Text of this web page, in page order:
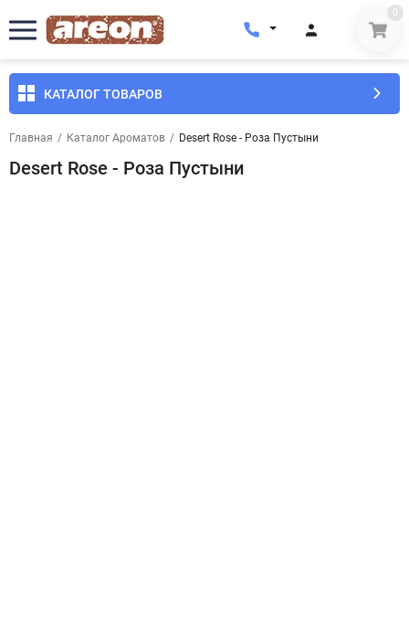
0
КАТАЛОГ ТОВАРОВ
Главная / Каталог Ароматов / Desert Rose - Роза Пустыни
Desert Rose - Роза Пустыни